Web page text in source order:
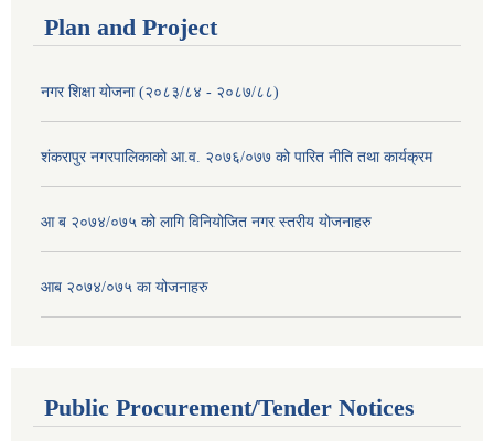
Plan and Project
नगर शिक्षा योजना (२०८३/८४ - २०८७/८८)
शंकरापुर नगरपालिकाको आ.व. २०७६/०७७ को पारित नीति तथा कार्यक्रम
आ ब २०७४/०७५ को लागि विनियोजित नगर स्तरीय योजनाहरु
आब २०७४/०७५ का योजनाहरु
Public Procurement/Tender Notices